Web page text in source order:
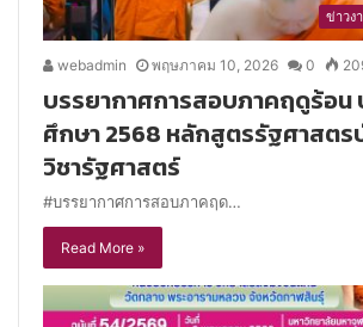
ข่าวง
webadmin พฤษภาคม 10, 2026 0
บรรยากาศการสอบภาคฤดูร้อน
ศึกษา 2568 หลักสูตรรัฐศาสต
วิชารัฐศาสตร์
#บรรยากาศการสอบภาคฤด…
Read More »